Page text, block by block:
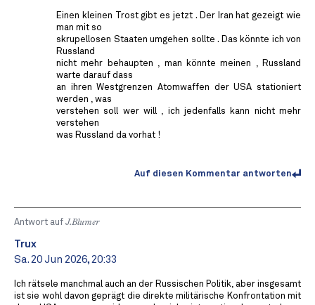
Einen kleinen Trost gibt es jetzt . Der Iran hat gezeigt wie
man mit so
skrupellosen Staaten umgehen sollte . Das könnte ich von
Russland
nicht mehr behaupten , man könnte meinen , Russland
warte darauf dass
an ihren Westgrenzen Atomwaffen der USA stationiert
werden , was
verstehen soll wer will , ich jedenfalls kann nicht mehr
verstehen
was Russland da vorhat !
Auf diesen Kommentar antworten
Antwort auf J.Blumer
Trux
Sa. 20 Jun 2026, 20:33
Ich rätsele manchmal auch an der Russischen Politik, aber insgesamt
ist sie wohl davon geprägt die direkte militärische Konfrontation mit